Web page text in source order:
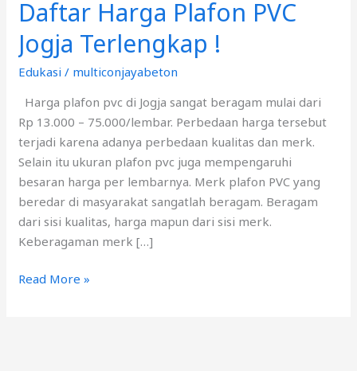
Daftar Harga Plafon PVC
Jogja Terlengkap !
Edukasi / multiconjayabeton
Harga plafon pvc di Jogja sangat beragam mulai dari
Rp 13.000 – 75.000/lembar. Perbedaan harga tersebut
terjadi karena adanya perbedaan kualitas dan merk.
Selain itu ukuran plafon pvc juga mempengaruhi
besaran harga per lembarnya. Merk plafon PVC yang
beredar di masyarakat sangatlah beragam. Beragam
dari sisi kualitas, harga mapun dari sisi merk.
Keberagaman merk […]
Read More »